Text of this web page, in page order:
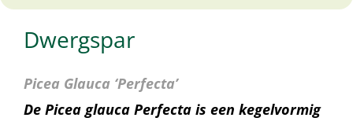
Dwergspar
Picea Glauca ‘Perfecta’
De Picea glauca Perfecta is een kegelvormig